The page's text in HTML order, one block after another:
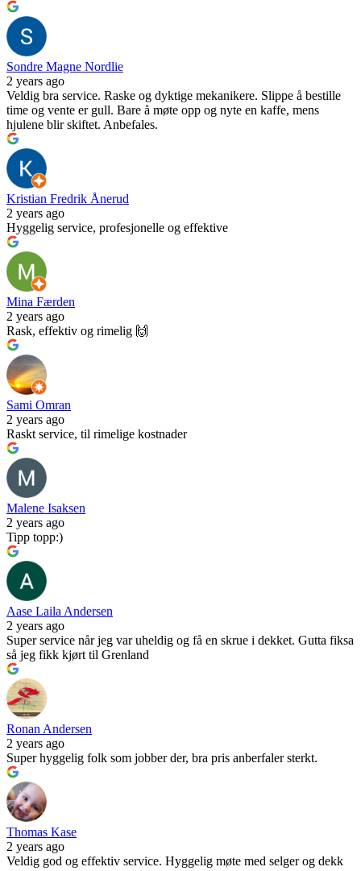
Sondre Magne Nordlie
2 years ago
Veldig bra service. Raske og dyktige mekanikere. Slippe å bestille
time og vente er gull. Bare å møte opp og nyte en kaffe, mens
hjulene blir skiftet. Anbefales.
Kristian Fredrik Ånerud
2 years ago
Hyggelig service, profesjonelle og effektive
Mina Færden
2 years ago
Rask, effektiv og rimelig 🙌
Sami Omran
2 years ago
Raskt service, til rimelige kostnader
Malene Isaksen
2 years ago
Tipp topp:)
Aase Laila Andersen
2 years ago
Super service når jeg var uheldig og få en skrue i dekket. Gutta fiksa
så jeg fikk kjørt til Grenland
Ronan Andersen
2 years ago
Super hyggelig folk som jobber der, bra pris anberfaler sterkt.
Thomas Kase
2 years ago
Veldig god og effektiv service. Hyggelig møte med selger og dekk